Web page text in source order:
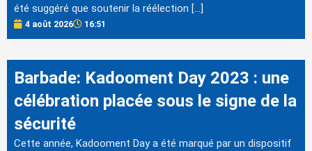
été suggéré que soutenir la réélection […]
4 août 2026 16:51
Barbade: Kadooment Day 2023 : une
célébration placée sous le signe de la
sécurité
Cette année, Kadooment Day a été marqué par un dispositif